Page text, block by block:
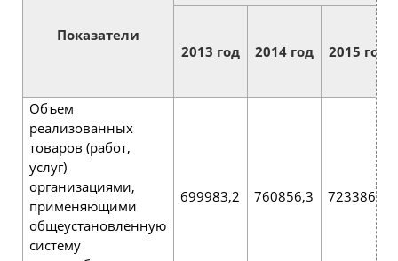
Показатели
2013 год 2014 год 2015 год
Объем
реализованных
товаров (работ,
услуг)
организациями,
применяющими
общеустановленную
систему
699983,2 760856,3 723386,1